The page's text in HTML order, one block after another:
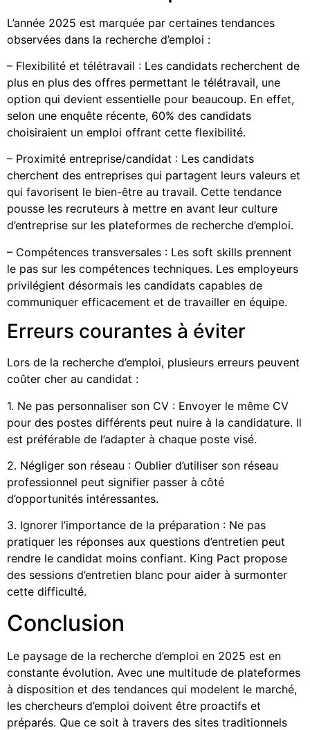
L’année 2025 est marquée par certaines tendances
observées dans la recherche d’emploi :
– Flexibilité et télétravail : Les candidats recherchent de
plus en plus des offres permettant le télétravail, une
option qui devient essentielle pour beaucoup. En effet,
selon une enquête récente, 60% des candidats
choisiraient un emploi offrant cette flexibilité.
– Proximité entreprise/candidat : Les candidats
cherchent des entreprises qui partagent leurs valeurs et
qui favorisent le bien-être au travail. Cette tendance
pousse les recruteurs à mettre en avant leur culture
d’entreprise sur les plateformes de recherche d’emploi.
– Compétences transversales : Les soft skills prennent
le pas sur les compétences techniques. Les employeurs
privilégient désormais les candidats capables de
communiquer efficacement et de travailler en équipe.
Erreurs courantes à éviter
Lors de la recherche d’emploi, plusieurs erreurs peuvent
coûter cher au candidat :
1. Ne pas personnaliser son CV : Envoyer le même CV
pour des postes différents peut nuire à la candidature. Il
est préférable de l’adapter à chaque poste visé.
2. Négliger son réseau : Oublier d’utiliser son réseau
professionnel peut signifier passer à côté
d’opportunités intéressantes.
3. Ignorer l’importance de la préparation : Ne pas
pratiquer les réponses aux questions d’entretien peut
rendre le candidat moins confiant. King Pact propose
des sessions d’entretien blanc pour aider à surmonter
cette difficulté.
Conclusion
Le paysage de la recherche d’emploi en 2025 est en
constante évolution. Avec une multitude de plateformes
à disposition et des tendances qui modelent le marché,
les chercheurs d’emploi doivent être proactifs et
préparés. Que ce soit à travers des sites traditionnels